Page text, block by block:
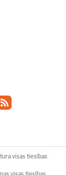
visas tiesības